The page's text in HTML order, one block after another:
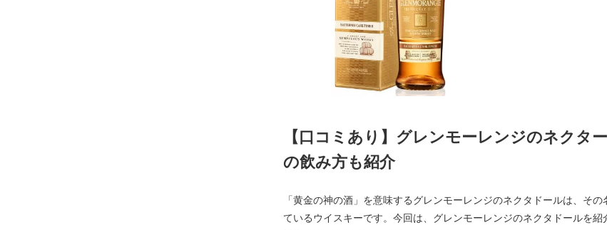
【口コミあり】グレンモーレンジのネクタ
の飲み方も紹介
「黄金の神の酒」を意味するグレンモーレンジのネクタドールは、そ
ているウイスキーです。今回は、グレンモーレンジのネクタドールを